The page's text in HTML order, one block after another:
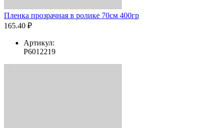
Пленка прозрачная в ролике 70см 400гр
165.40 ₽
Артикул:
Р6012219